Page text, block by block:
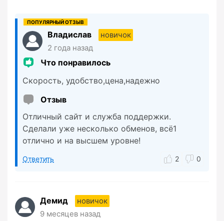
Владислав
новичок
2 года назад
Что понравилось
Скорость, удобство,цена,надежно
Отзыв
Отличный сайт и служба поддержки.
Сделали уже несколько обменов, всё1
отлично и на высшем уровне!
Ответить 2 0
Демид
новичок
9 месяцев назад